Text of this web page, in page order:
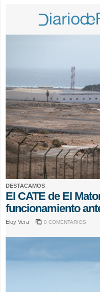
DESTACAMOS
El CATE de El
funcionamiento
Eloy Vera 0 COMENTARIOS